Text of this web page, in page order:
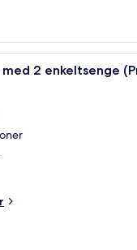
Et
2 enkeltsenge